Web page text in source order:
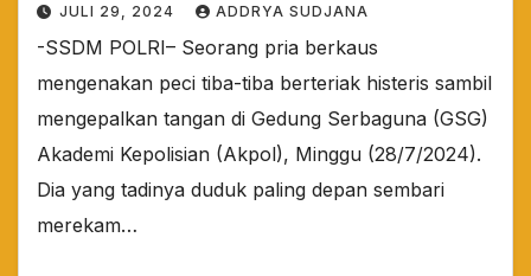
JULI 29, 2024 ADDRYA SUDJANA
-SSDM POLRI– Seorang pria berkaus
mengenakan peci tiba-tiba berteriak histeris sambil
mengepalkan tangan di Gedung Serbaguna (GSG)
Akademi Kepolisian (Akpol), Minggu (28/7/2024).
Dia yang tadinya duduk paling depan sembari
merekam…